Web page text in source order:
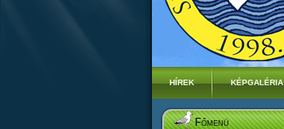
HÍREK KÉPGALÉRIA
Főmenü